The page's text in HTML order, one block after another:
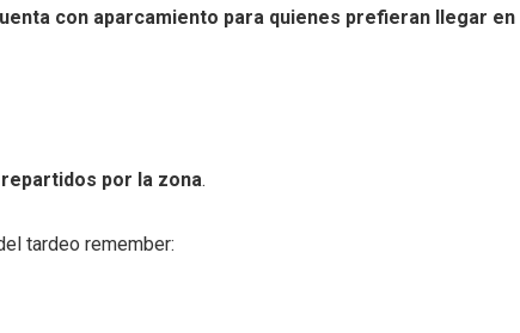
con aparcamiento para quienes prefieran llegar en
por la zona.
tardeo remember: